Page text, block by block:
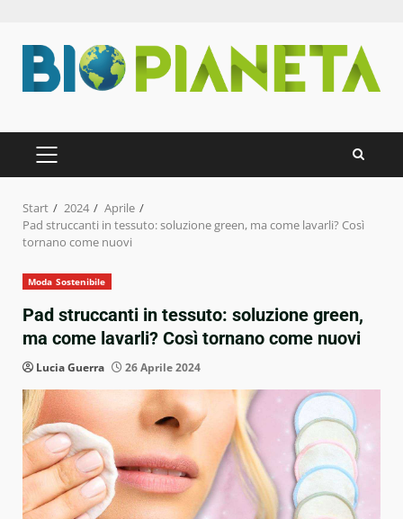
Inhalt
springen
PRIMÄRES
MENÜ
Start 2024
Aprile
Pad struccanti in tessuto: soluzione green, ma come lavarli? Così
tornano come nuovi
Moda Sostenibile
Pad struccanti in tessuto: soluzione green,
ma come lavarli? Così tornano come nuovi
Lucia Guerra 26 Aprile 2024